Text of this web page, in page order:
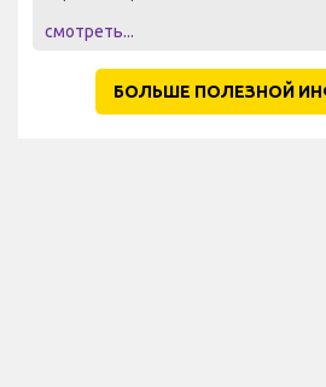
смотреть...
БОЛЬШЕ ПОЛЕЗНОЙ